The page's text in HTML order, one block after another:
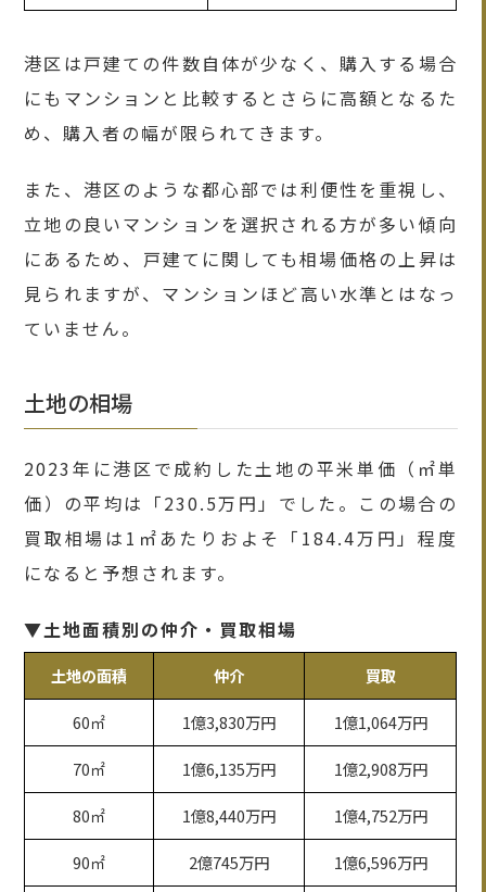
港区は戸建ての件数自体が少なく、購入する場合
にもマンションと比較するとさらに高額となるた
め、購入者の幅が限られてきます。
また、港区のような都心部では利便性を重視し、
立地の良いマンションを選択される方が多い傾向
にあるため、戸建てに関しても相場価格の上昇は
見られますが、マンションほど高い水準とはなっ
ていません。
土地の相場
2023年に港区で成約した土地の平米単価（㎡単
価）の平均は「230.5万円」でした。この場合の
買取相場は1㎡あたりおよそ「184.4万円」程度
になると予想されます。
▼土地面積別の仲介・買取相場
土地の面積 仲介 買取
60㎡ 1億3,830万円 1億1,064万円
70㎡ 1億6,135万円 1億2,908万円
80㎡ 1億8,440万円 1億4,752万円
90㎡ 2億745万円 1億6,596万円